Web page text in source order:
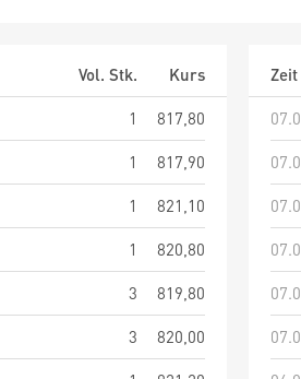
Vol. Stk.
Kurs
1
817,80
1
817,90
1
821,10
1
820,80
3
819,80
3
820,00
Zeit